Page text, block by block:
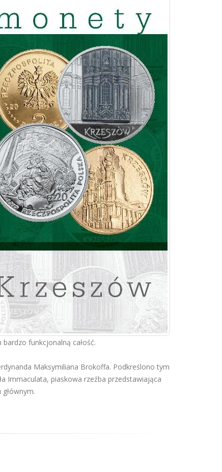
funkcjonalną całość.
Maksymiliana Brokoffa. Podkreślono tym
Immaculata, piaskowa rzeźba przedstawiająca